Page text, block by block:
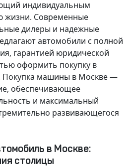
индивидуальным
жизни. Современные
дилеры и надежные
автомобили с полной
гарантией юридической
оформить покупку в
Покупка машины в Москве —
обеспечивающее
и максимальный
развивающегося
в Москве:
столицы